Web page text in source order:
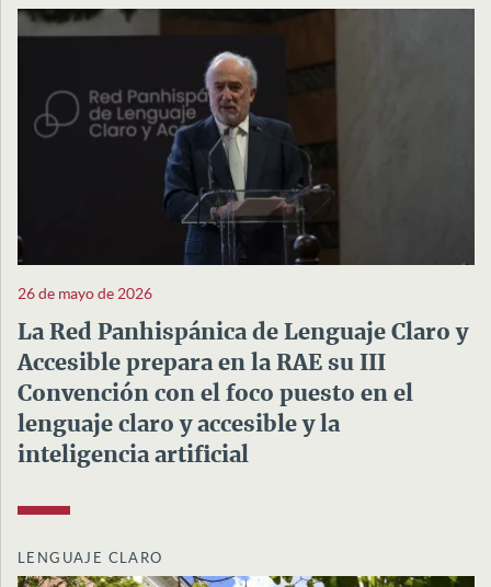
26 de mayo de 2026
La Red Panhispánica de Lenguaje Claro y
Accesible prepara en la RAE su III
Convención con el foco puesto en el
lenguaje claro y accesible y la
inteligencia artificial
LENGUAJE CLARO